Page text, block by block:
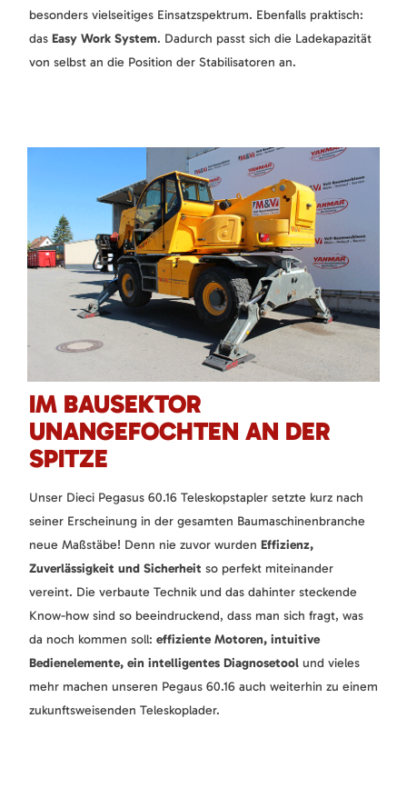
besonders vielseitiges Einsatzspektrum. Ebenfalls praktisch:
das Easy Work System. Dadurch passt sich die Ladekapazität
von selbst an die Position der Stabilisatoren an.
IM BAUSEKTOR
UNANGEFOCHTEN AN DER
SPITZE
Unser Dieci Pegasus 60.16 Teleskopstapler setzte kurz nach
seiner Erscheinung in der gesamten Baumaschinenbranche
neue Maßstäbe! Denn nie zuvor wurden Effizienz,
Zuverlässigkeit und Sicherheit so perfekt miteinander
vereint. Die verbaute Technik und das dahinter steckende
Know-how sind so beeindruckend, dass man sich fragt, was
da noch kommen soll: effiziente Motoren, intuitive
Bedienelemente, ein intelligentes Diagnosetool und vieles
mehr machen unseren Pegaus 60.16 auch weiterhin zu einem
zukunftsweisenden Teleskoplader.